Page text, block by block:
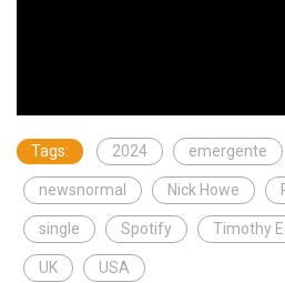
Tags: 2024 emergente
newsnormal Nick Howe
single Spotify Timothy
UK USA